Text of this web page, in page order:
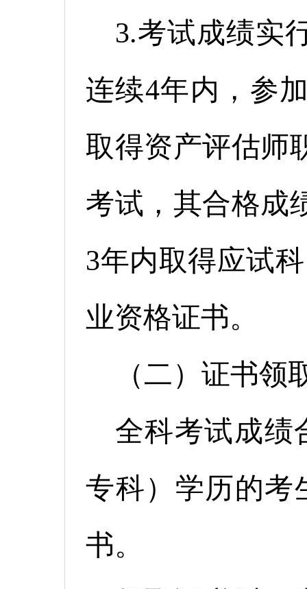
3.考试成绩实
连续4年内，参
取得资产评估师
考试，其合格成
3年内取得应试
业资格证书。
（二）证书领
全科考试成绩
专科）学历的考
书。